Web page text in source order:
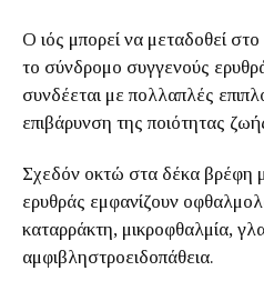
Ο ιός μπορεί να μεταδοθεί
το σύνδρομο συγγενούς
συνδέεται με πολλαπλές
επιβάρυνση της ποιότητας
Σχεδόν οκτώ στα δέκα βρέφη
ερυθράς εμφανίζουν
καταρράκτη, μικροφθαλμία,
αμφιβληστροειδοπάθεια.